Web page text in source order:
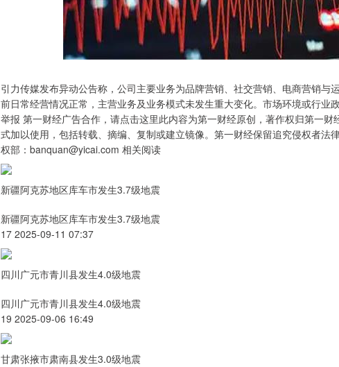
引力传媒发布异动公告称，公司主要业务为品牌营销、社交营销、电商营销与
前日常经营情况正常，主营业务及业务模式未发生重大变化。市场环境或行业
举报 第一财经广告合作，请点击这里此内容为第一财经原创，著作权归第一
式加以使用，包括转载、摘编、复制或建立镜像。第一财经保留追究侵权者法
权部：banquan@yicai.com 相关阅读
新疆阿克苏地区库车市发生3.7级地震
新疆阿克苏地区库车市发生3.7级地震
17 2025-09-11 07:37
四川广元市青川县发生4.0级地震
四川广元市青川县发生4.0级地震
19 2025-09-06 16:49
甘肃张掖市肃南县发生3.0级地震